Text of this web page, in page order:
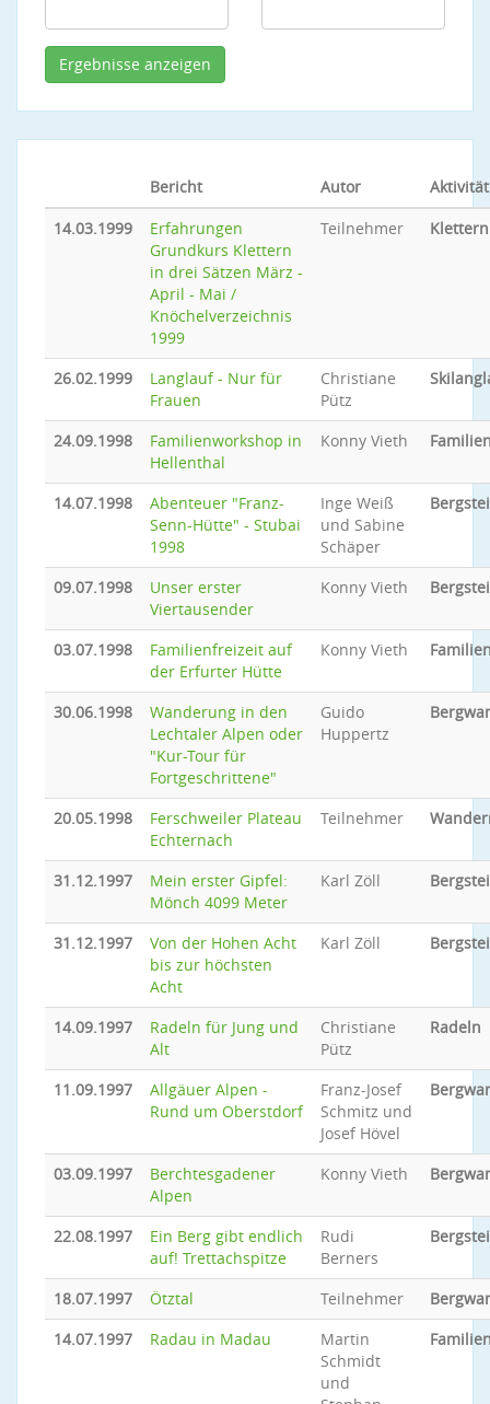
Bericht Autor
Aktivität
14.03.1999
Erfahrungen
Grundkurs Klettern
in drei Sätzen März -
April - Mai /
Knöchelverzeichnis
1999
Teilnehmer Klettern
26.02.1999
Langlauf - Nur für
Frauen
Christiane
Pütz
24.09.1998
Familienworkshop in
Hellenthal
Konny Vieth
14.07.1998
Abenteuer "Franz-
Senn-Hütte" - Stubai
1998
Inge Weiß
und Sabine
Schäper
09.07.1998
Unser erster
Viertausender
Konny Vieth
03.07.1998
Familienfreizeit auf
der Erfurter Hütte
Konny Vieth
30.06.1998
Wanderung in den
Lechtaler Alpen oder
"Kur-Tour für
Fortgeschrittene"
Guido
Huppertz
20.05.1998
Ferschweiler Plateau
Echternach
Teilnehmer
31.12.1997
Mein erster Gipfel:
Mönch 4099 Meter
Karl Zöll
31.12.1997
Von der Hohen Acht
bis zur höchsten
Acht
Karl Zöll
14.09.1997
Radeln für Jung und
Alt
Christiane
Pütz
Radeln
11.09.1997
Allgäuer Alpen -
Rund um Oberstdorf
Franz-Josef
Schmitz und
Josef Hövel
03.09.1997
Berchtesgadener
Alpen
Konny Vieth
22.08.1997
Ein Berg gibt endlich
auf! Trettachspitze
Rudi
Berners
18.07.1997 Ötztal Teilnehmer
14.07.1997
Radau in Madau
Martin
Schmidt
und